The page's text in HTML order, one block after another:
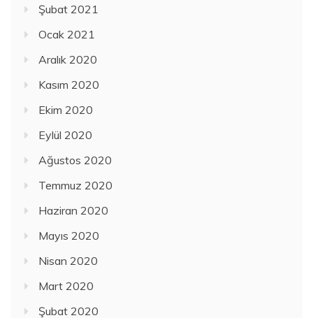
Şubat 2021
Ocak 2021
Aralık 2020
Kasım 2020
Ekim 2020
Eylül 2020
Ağustos 2020
Temmuz 2020
Haziran 2020
Mayıs 2020
Nisan 2020
Mart 2020
Şubat 2020